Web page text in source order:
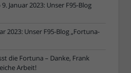
Januar 2023: Unser F95-Blog
2023: Unser F95-Blog „Fortuna-
die Fortuna – Danke, Frank
Arbeit!